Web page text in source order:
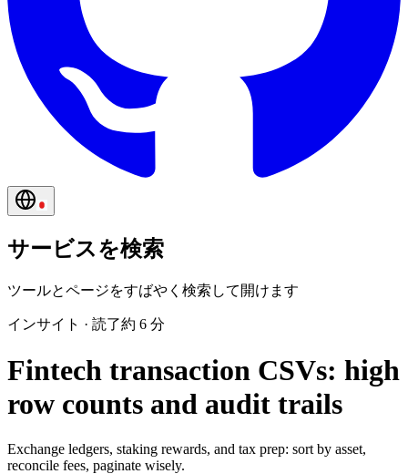
サービスを検索
ツールとページをすばやく検索して開けます
インサイト · 読了約 6 分
Fintech transaction CSVs: high
row counts and audit trails
Exchange ledgers, staking rewards, and tax prep: sort by asset,
reconcile fees, paginate wisely.